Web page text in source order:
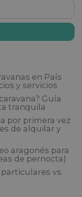
en País
y servicios
Guía
tranquila
por primera vez
de alquilar y
aragonés para
de pernocta)
vs.